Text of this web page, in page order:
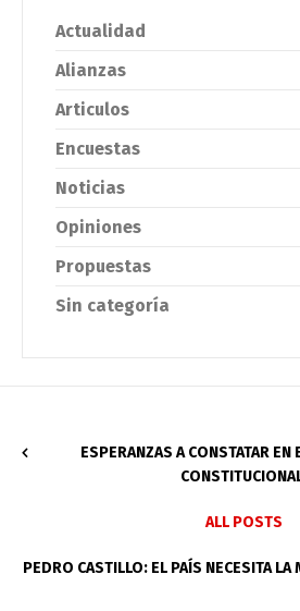
Actualidad
Alianzas
Articulos
Encuestas
Noticias
Opiniones
Propuestas
Sin categoría
ESPERANZAS A CONSTATAR EN
ALL POSTS
PEDRO CASTILLO: EL PAÍS NECESITA LA